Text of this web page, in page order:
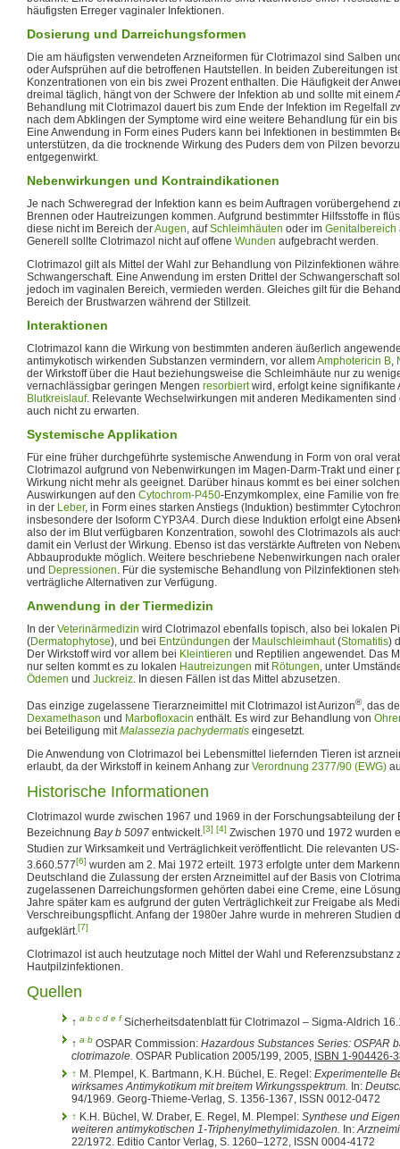
häufigsten Erreger vaginaler Infektionen.
Dosierung und Darreichungsformen
Die am häufigsten verwendeten Arzneiformen für Clotrimazol sind Salben
oder Aufsprühen auf die betroffenen Hautstellen. In beiden Zubereitungen ist
Konzentrationen von ein bis zwei Prozent enthalten. Die Häufigkeit der
dreimal täglich, hängt von der Schwere der Infektion ab und sollte mit einem
Behandlung mit Clotrimazol dauert bis zum Ende der Infektion im Regelfall
nach dem Abklingen der Symptome wird eine weitere Behandlung für ein
Eine Anwendung in Form eines Puders kann bei Infektionen in bestimmten
unterstützen, da die trocknende Wirkung des Puders dem von Pilzen
entgegenwirkt.
Nebenwirkungen und Kontraindikationen
Je nach Schweregrad der Infektion kann es beim Auftragen vorübergehend
Brennen oder Hautreizungen kommen. Aufgrund bestimmter Hilfsstoffe in
diese nicht im Bereich derAugen , aufSchleimhäuten oder im Genitalbereich
Generell sollte Clotrimazol nicht auf offene Wunden aufgebracht werden.
Clotrimazol gilt als Mittel der Wahl zur Behandlung von Pilzinfektionen
Schwangerschaft. Eine Anwendung im ersten Drittel der Schwangerschaft
jedoch im vaginalen Bereich, vermieden werden. Gleiches gilt für die
Bereich der Brustwarzen während der Stillzeit.
Interaktionen
Clotrimazol kann die Wirkung von bestimmten anderen äußerlich
antimykotisch wirkenden Substanzen vermindern, vor allemAmphotericin B
der Wirkstoff über die Haut beziehungsweise die Schleimhäute nur zu
vernachlässigbar geringen Mengen resorbiertwird, erfolgt keine signifikante
Blutkreislauf. Relevante Wechselwirkungen mit anderen Medikamenten
auch nicht zu erwarten.
Systemische Applikation
Für eine früher durchgeführte systemische Anwendung in Form von oral
Clotrimazol aufgrund von Nebenwirkungen im Magen-Darm-Trakt und
Wirkung nicht mehr als geeignet. Darüber hinaus kommt es bei einer
Auswirkungen auf den Cytochrom-P450-Enzymkomplex, eine Familie von
in der Leber, in Form eines starken Anstiegs (Induktion) bestimmter
insbesondere der Isoform CYP3A4. Durch diese Induktion erfolgt eine
also der im Blut verfügbaren Konzentration, sowohl des Clotrimazols als
damit ein Verlust der Wirkung. Ebenso ist das verstärkte Auftreten von
Abbauprodukte möglich. Weitere beschriebene Nebenwirkungen nach
und Depressionen . Für die systemische Behandlung von Pilzinfektionen
verträgliche Alternativen zur Verfügung.
Anwendung in der Tiermedizin
In der Veterinärmedizin wird Clotrimazol ebenfalls topisch, also bei lokalen
(Dermatophytose), und bei Entzündungen der Maulschleimhaut(Stomatitis)
Der Wirkstoff wird vor allem bei Kleintieren und Reptilien angewendet. Das
nur selten kommt es zu lokalen Hautreizungen mit Rötungen , unter
Ödemen und Juckreiz . In diesen Fällen ist das Mittel abzusetzen.
Das einzige zugelassene Tierarzneimittel mit Clotrimazol ist Aurizon®, das
Dexamethason und Marbofloxacin enthält. Es wird zur Behandlung von
bei Beteiligung mit Malassezia pachydermatis eingesetzt.
Die Anwendung von Clotrimazol bei Lebensmittel liefernden Tieren ist
erlaubt, da der Wirkstoff in keinem Anhang zur Verordnung 2377/90 (EWG)
Historische Informationen
Clotrimazol wurde zwischen 1967 und 1969 in der Forschungsabteilung der
Bezeichnung Bay b 5097 entwickelt. [3] [4] Zwischen 1970 und 1972 wurden
Studien zur Wirksamkeit und Verträglichkeit veröffentlicht. Die relevanten
3.660.577[6] wurden am 2. Mai 1972 erteilt. 1973 erfolgte unter dem
Deutschland die Zulassung der ersten Arzneimittel auf der Basis von
zugelassenen Darreichungsformen gehörten dabei eine Creme, eine
Jahre später kam es aufgrund der guten Verträglichkeit zur Freigabe als
Verschreibungspflicht. Anfang der 1980er Jahre wurde in mehreren Studien
aufgeklärt. [7]
Clotrimazol ist auch heutzutage noch Mittel der Wahl und Referenzsubstanz
Hautpilzinfektionen.
Quellen
↑ a b c d e fSicherheitsdatenblatt für Clotrimazol – Sigma-Aldrich
↑ a b OSPAR Commission: Hazardous Substances Series: OSPAR
clotrimazole. OSPAR Publication 2005/199, 2005, ISBN 1-904426-
↑ M. Plempel, K. Bartmann, K.H. Büchel, E. Regel: Experimentelle
wirksames Antimykotikum mit breitem Wirkungsspektrum. In:
94/1969. Georg-Thieme-Verlag, S. 1356-1367, ISSN 0012-0472
↑ K.H. Büchel, W. Draber, E. Regel, M. Plempel: Synthese und
weiteren antimykotischen 1-Triphenylmethylimidazolen. In:
22/1972. Editio Cantor Verlag, S. 1260–1272, ISSN 0004-4172